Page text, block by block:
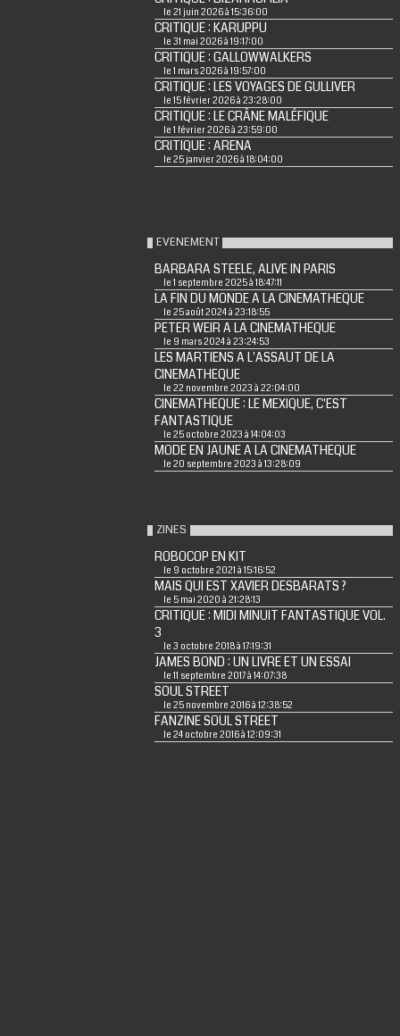
le 21 juin 2026 à 15:36:00
CRITIQUE : KARUPPU
le 31 mai 2026 à 19:17:00
CRITIQUE : GALLOWWALKERS
le 1 mars 2026 à 19:57:00
CRITIQUE : LES VOYAGES DE GULLIVER
le 15 février 2026 à 23:28:00
CRITIQUE : LE CRÂNE MALÉFIQUE
le 1 février 2026 à 23:59:00
CRITIQUE : ARENA
le 25 janvier 2026 à 18:04:00
EVENEMENT
BARBARA STEELE, ALIVE IN PARIS
le 1 septembre 2025 à 18:47:11
LA FIN DU MONDE A LA CINEMATHEQUE
le 25 août 2024 à 23:18:55
PETER WEIR A LA CINEMATHEQUE
le 9 mars 2024 à 23:24:53
LES MARTIENS A L'ASSAUT DE LA
CINEMATHEQUE
le 22 novembre 2023 à 22:04:00
CINEMATHEQUE : LE MEXIQUE, C'EST
FANTASTIQUE
le 25 octobre 2023 à 14:04:03
MODE EN JAUNE A LA CINEMATHEQUE
le 20 septembre 2023 à 13:28:09
ZINES
ROBOCOP EN KIT
le 9 octobre 2021 à 15:16:52
MAIS QUI EST XAVIER DESBARATS ?
le 5 mai 2020 à 21:28:13
CRITIQUE : MIDI MINUIT FANTASTIQUE VOL.
3
le 3 octobre 2018 à 17:19:31
JAMES BOND : UN LIVRE ET UN ESSAI
le 11 septembre 2017 à 14:07:38
SOUL STREET
le 25 novembre 2016 à 12:38:52
FANZINE SOUL STREET
le 24 octobre 2016 à 12:09:31